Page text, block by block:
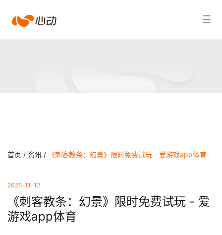
爱搜索结果
首页 / 资讯 / 《刺客教条：幻景》限时免费试玩 - 爱游戏app体育
2025-11-12
《刺客教条：幻景》限时免费试玩 - 爱
游戏app体育